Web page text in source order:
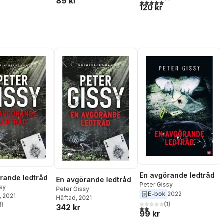
120 kr
ledtråd
, 2021
Totalt antal röster:
)
En avgörande ledtråd
Peter Gissy
Häftad, 2021
342 kr
En avgörande ledtråd
Peter Gissy
E-bok 2022
2,0utav 5 stjärnor. Totalt
(1)
99 kr